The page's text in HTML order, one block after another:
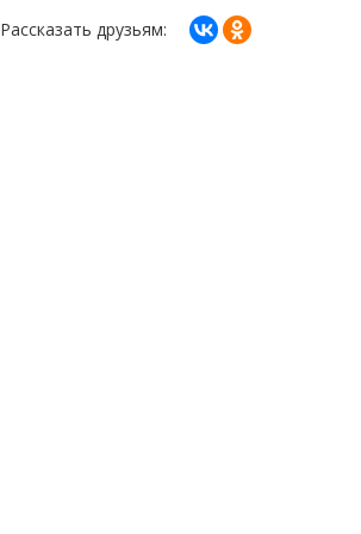
Рассказать друзьям: